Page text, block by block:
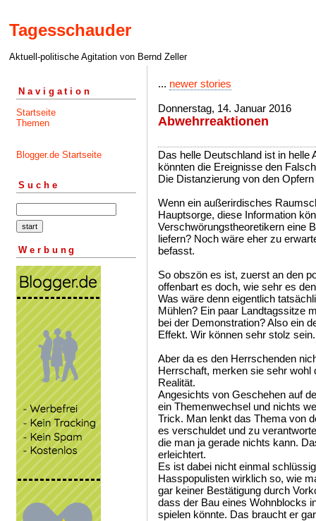
Tagesschauder
Aktuell-politische Agitation von Bernd Zeller
Navigation
Startseite
Themen
Blogger.de Startseite
Suche
Werbung
... newer stories
Donnerstag, 14. Januar 2016
Abwehrreaktionen
Das helle Deutschland ist in helle
könnten die Ereignisse den
Die Distanzierung von den Opfern
Wenn ein außerirdisches
Hauptsorge, diese Information
Verschwörungstheoretikern eine
liefern? Noch wäre eher zu
befasst.
So obszön es ist, zuerst an den
offenbart es doch, wie sehr es
Was wäre denn eigentlich
Mühlen? Ein paar Landtagssitze
bei der Demonstration? Also ein
Effekt. Wir können sehr stolz sein.
Aber da es den Herrschenden
Herrschaft, merken sie sehr wohl
Realität.
Angesichts von Geschehen auf
ein Themenwechsel und nichts
Trick. Man lenkt das Thema von
es verschuldet und zu
die man ja gerade nichts kann.
erleichtert.
Es ist dabei nicht einmal
Hasspopulisten wirklich so, wie
gar keiner Bestätigung durch
dass der Bau eines Wohnblocks
spielen könnte. Das braucht er